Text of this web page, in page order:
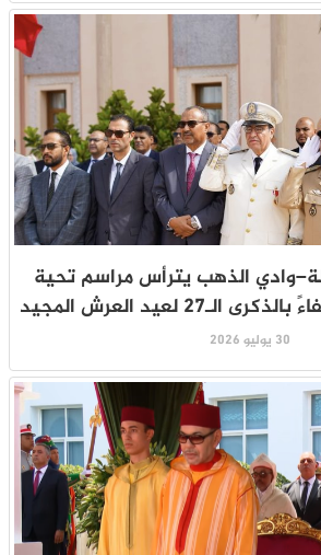
الذهب يترأس مراسم تحية
لعيد العرش المجيد
30 يوليو 2026